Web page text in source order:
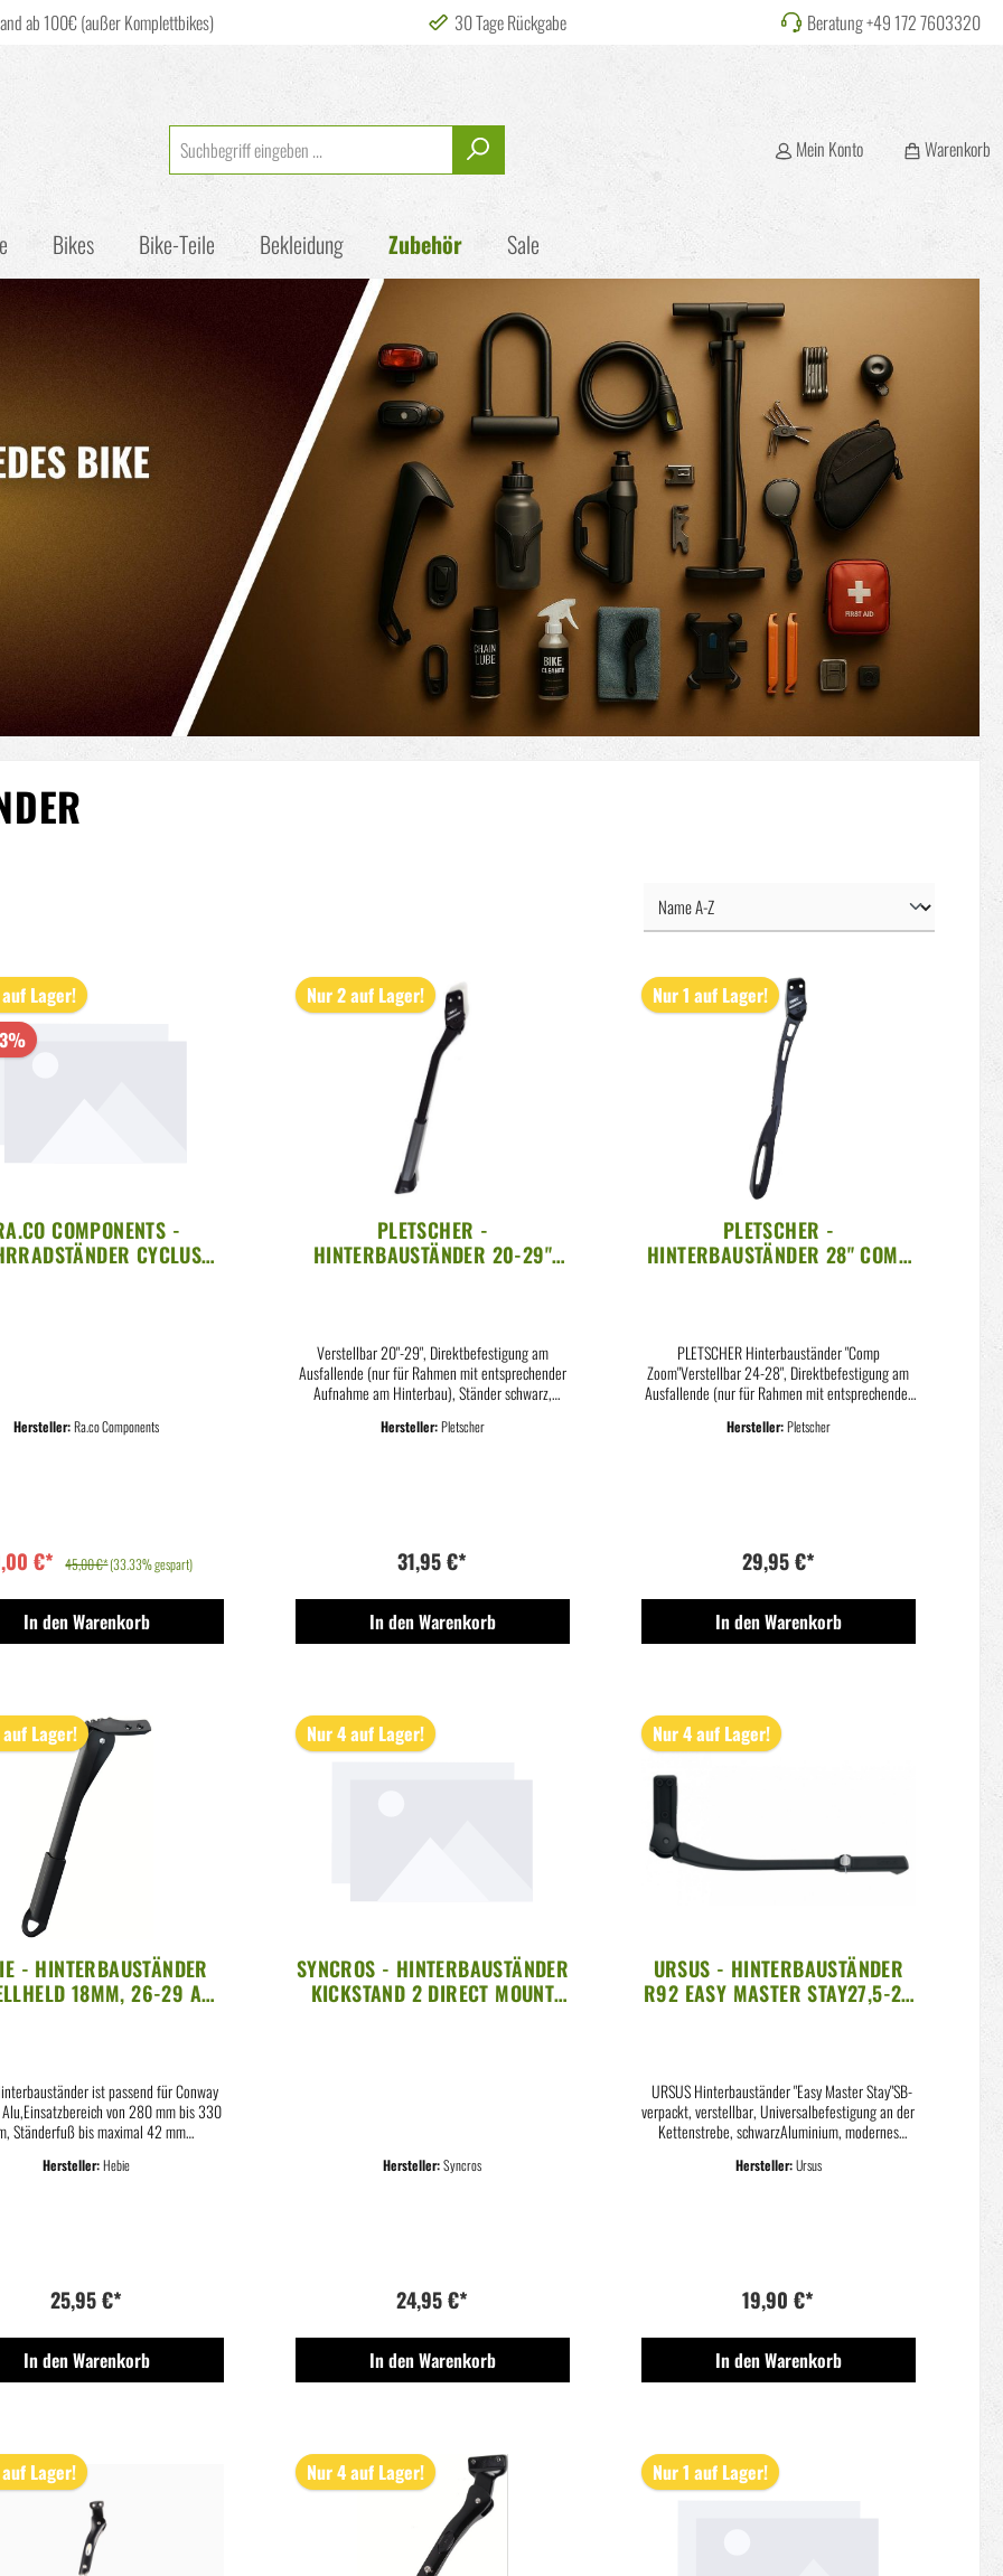
ab 100€ (außer Komplettbikes) 30 Tage Rückgabe Beratung +49 172 7603320
Mein Konto Warenkorb
Bikes Bike-Teile Bekleidung Zubehör Sale
Lager!
COMPONENTS -
CYCLUS
Hersteller:Ra.co Components
€* 45,00 €*(33.33% gespart)
In den Warenkorb
Nur 2 auf Lager!
PLETSCHER -
HINTERBAUSTÄNDER 20-29"
Verstellbar 20"-29", Direktbefestigung am
Ausfallende (nur für Rahmen mit entsprechender
Aufnahme am Hinterbau), Ständer schwarz,
pulverbeschichtet, verschleißfreier Kunststofffuß
Hersteller:Pletscher
31,95 €*
In den Warenkorb
Nur 1 auf Lager!
PLETSCHER -
HINTERBAUSTÄNDER 28" COMP
PLETSCHER Hinterbauständer "Comp
Zoom"Verstellbar 24-28", Direktbefestigung am
Ausfallende (nur für Rahmen mit entsprechender
pulverbeschichtet, verschleißfreier Kunststofffuß,
Hersteller:Pletscher
29,95 €*
In den Warenkorb
auf Lager!
- HINTERBAUSTÄNDER
18MM, 26-29 ALU
ist passend für Conway
Alu,Einsatzbereich von 280 mm bis 330
Ständerfuß bis maximal 42 mm
Kunststoffbein, leichter
Hersteller:Hebie
25,95 €*
In den Warenkorb
Nur 4 auf Lager!
SYNCROS - HINTERBAUSTÄNDER
KICKSTAND 2 DIRECT MOUNT
Hersteller:Syncros
24,95 €*
In den Warenkorb
Nur 4 auf Lager!
URSUS - HINTERBAUSTÄNDER
R92 EASY MASTER STAY27,5-29
URSUS Hinterbauständer "Easy Master Stay"SB-
verpackt, verstellbar, Universalbefestigung an der
Kettenstrebe, schwarzAluminium, modernes
korrosionsbeständigStahlteile bis zu 720 Stunden
Hersteller:Ursus
19,90 €*
In den Warenkorb
Lager! Nur 4 auf Lager! Nur 1 auf Lager!